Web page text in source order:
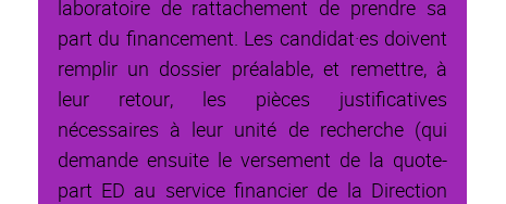
laboratoire de rattachement de prendre sa
part du financement. Les candidat·es doivent
remplir un dossier préalable, et remettre, à
leur retour, les pièces justificatives
nécessaires à leur unité de recherche (qui
demande ensuite le versement de la quote-
part ED au service financier de la Direction